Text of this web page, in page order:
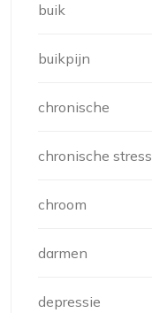
buik
buikpijn
chronische
chronische stress
chroom
darmen
depressie